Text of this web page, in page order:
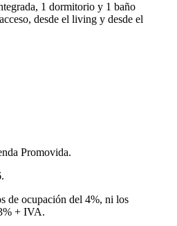
1 dormitorio y 1 baño
desde el living y desde el
Promovida.
de ocupación del 4%, ni los
+ IVA.